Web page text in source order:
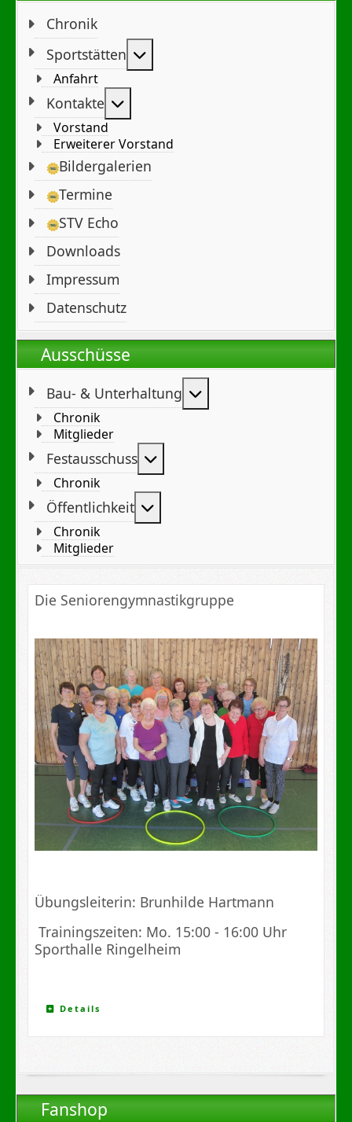
Chronik
Sportstätten
Anfahrt
Kontakte
Vorstand
Erweiterer Vorstand
Bildergalerien
Termine
STV Echo
Downloads
Impressum
Datenschutz
Ausschüsse
Bau- & Unterhaltung
Chronik
Mitglieder
Festausschuss
Chronik
Öffentlichkeit
Chronik
Mitglieder
Fanshop
Die Seniorengymnastikgruppe
Übungsleiterin: Brunhilde Hartmann
Trainingszeiten: Mo. 15:00 - 16:00 Uhr
Sporthalle Ringelheim
Details